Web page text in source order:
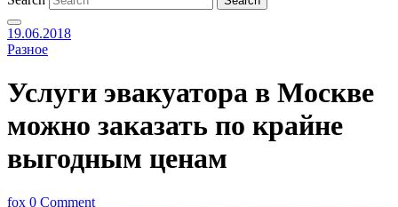
19.06.2018
Разное
Услуги эвакуатора в Москве
можно заказать по крайне
выгодным ценам
fox 0 Comment